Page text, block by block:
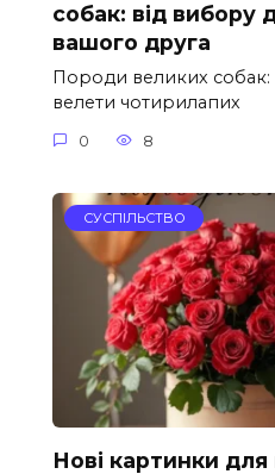
собак: від вибору
вашого друга
Породи великих собак:
велети чотирилапих
0 8
СУСПІЛЬСТВО
Нові картинки для